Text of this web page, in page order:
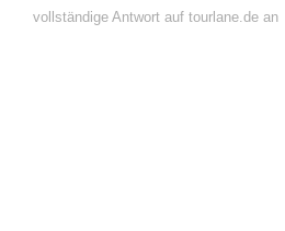
vollständige Antwort auf tourlane.de an